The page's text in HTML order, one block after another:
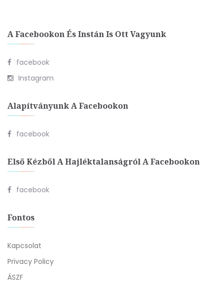
A Facebookon És Instán Is Ott Vagyunk
facebook
Instagram
Alapítványunk A Facebookon
facebook
Első Kézből A Hajléktalanságról A Facebookon
facebook
Fontos
Kapcsolat
Privacy Policy
ÁSZF